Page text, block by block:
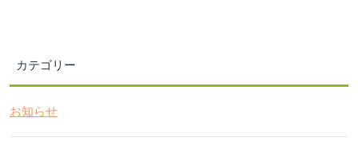
カテゴリー
お知らせ